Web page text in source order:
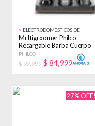
> ELECTRODOMÉSTICOS DE
BELLEZA
Multigroomer Philco
Recargable Barba Cuerpo
5 En 1 Cb8870pn Negro
PHILCO
$ 99,999 $ 84,999
27% OFF!